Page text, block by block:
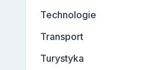
Technologie
Transport
Turystyka